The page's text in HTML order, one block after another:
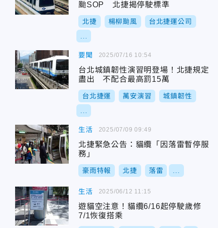
颱SOP 北捷揭停駛標準
北捷 楊柳颱風 台北捷運公司
要聞
台北城鎮韌性演習明登場！北捷規定
盡出 不配合最高罰15萬
台北捷運 萬安演習 城鎮韌性
2025/07/16 10:54
生活
北捷緊急公告：貓纜「因落雷暫停服
務」
豪雨特報 北捷 落雷
2025/07/09 09:49
生活
遊貓空注意！貓纜6/16起停駛歲修
7/1恢復搭乘
2025/06/12 11:15